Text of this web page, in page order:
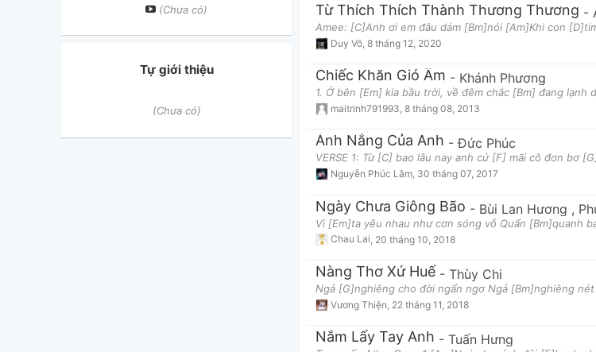
(Chưa có)
Tự giới thiệu
(Chưa có)
Từ Thích Thích Thành Thương Thương -
Amee: [C]Anh ơi em đâu dám [Bm]nói [Am]Khi con
Duy Võ 8 tháng 12, 2020
Chiếc Khăn Gió Ấm - Khánh Phương
1. Ở bên [Em] kia bầu trời, về đêm chắc [Bm] đang
maitrinh791993 8 tháng 08, 2013
Ánh Nắng Của Anh -Đức Phúc
VERSE 1: Từ [C] bao lâu nay anh cứ [F] mãi cô đơn bơ
Nguyễn Phúc Lâm, 30 tháng 07, 2017
Ngày Chưa Giông Bão - Bùi Lan Hương ,
Vì [Em]ta yêu nhau như cơn sóng vỗ Quẩn [Bm]quanh
Chau Lai 20 tháng 10, 2018
Nàng Thơ Xứ Huế - Thùy Chi
Ngả [G]nghiêng cho đời ngẩn ngơ Ngả [Bm]nghiêng
Vương Thiện 22 tháng 11, 2018
Nắm Lấy Tay Anh - Tuấn Hưng